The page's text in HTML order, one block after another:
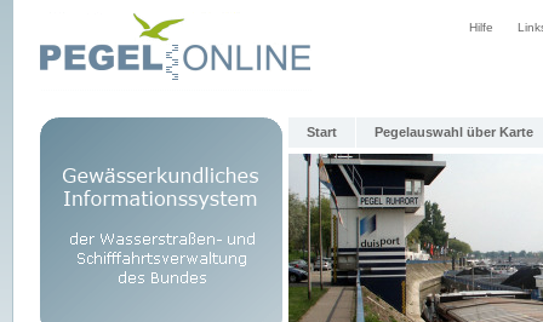
Hilfe
Start Pegelauswahl über Karte